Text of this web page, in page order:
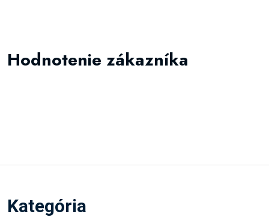
Hodnotenie zákazníka
Kategória